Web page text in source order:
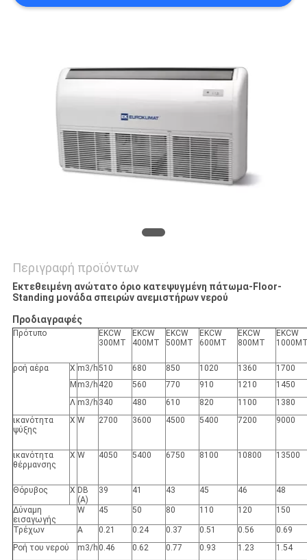
PRIVACY
POLICY
Περιγραφή προϊόντων
Εκτεθειμένη ανώτατο όριο κατεψυγμένη πάτωμα-Floor-
Standing μονάδα σπειρών ανεμιστήρων νερού
Προδιαγραφές
Πρότυπο
EKCW
300MT
EKCW
400MT
EKCW
500MT
EKCW
600MT
EKCW
800MT
EKCW
ροή αέρα Χ m3/h510 680 850 1020 1360
1700
Μ m3/h 420 560 770 910 1210
1450
Λ m3/h 340 480 610 820 1100
1380
ικανότητα
ψύξης
Χ W 2700 3600 4500 5400 7200 9000
ικανότητα
θέρμανσης
Χ W 4050 5400 6750 8100 10800 13500
Θόρυβος Χ DB
(Α)
39 41 43 45 46 48
Δύναμη
εισαγωγής
W 45 50 80 110 120 150
Τρέχων Α 0.21 0.24 0.37 0.51 0.56
0.69
Ροή του νερού
m3/h 0.46 0.62 0.77 0.93 1.23
1.54